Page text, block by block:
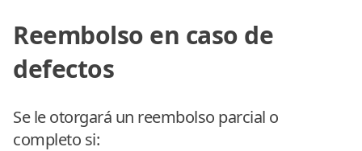
Reembolso en caso de
defectos
Se le otorgará un reembolso parcial o
completo si: